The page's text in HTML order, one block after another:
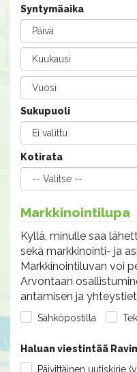
Syntymäaika
Sukupuoli
Kotirata
Markkinointilupa
Kyllä, minulle saa
sekä markkinointi- ja
Markkinointiluvan voi
Arvontaan
antamisen ja
Sähköpostilla
Haluan viestintää
Päivittäinen uutiskirje